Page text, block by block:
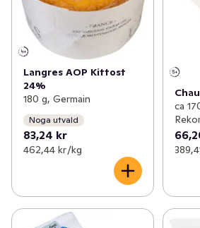
Langres AOP Kittost
24%
180 g, Germain
Noga utvald
83,24 kr
462,44 kr /kg
ca